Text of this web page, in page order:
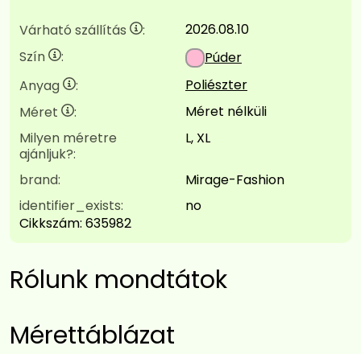
Várható szállítás :
2026.08.10
Szín
:
Púder
Anyag
:
Poliészter
Méret
:
Méret nélküli
Milyen méretre
ajánljuk?:
L, XL
brand:
Mirage-Fashion
identifier_exists:
no
Cikkszám: 635982
Rólunk mondtátok
Mérettáblázat